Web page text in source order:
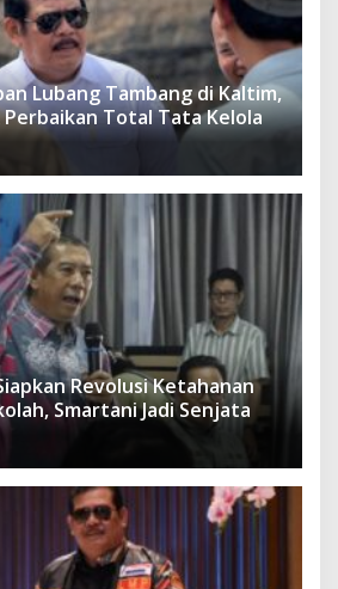
Lubang Tambang di Kaltim,
Total Tata Kelola
Revolusi Ketahanan
Smartani Jadi Senjata